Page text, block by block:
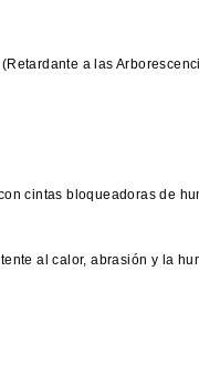
a las
cintas bloqueadoras de
al calor, abrasión y la